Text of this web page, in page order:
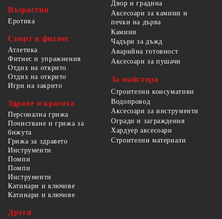
Възрастни
Еротика
Спорт и фитнес
Атлетика
Фитнес и упражнения
Отдих на открито
Отдих на открито
Игри на закрито
Здраве и красота
Персонална грижа
Почистване и грижа за
бижута
Грижа за здравето
Двор и градина
Аксесоари за камини и
печки на дърва
Камини
Чадъри за дъжд
Аварийна готовност
Аксесоари за пушачи
За майстора
Строителни консумативи
Водопровод
Аксесоари за инструменти
Огради и заграждения
Хардуер аксесоари
Строителни материали
Инструменти
Помпи
Помпи
Инструменти
Катинари и ключове
Катинари и ключове
Други